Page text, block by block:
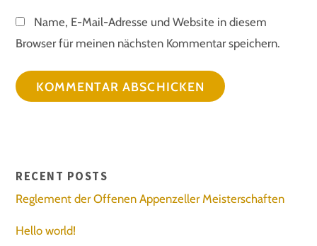
Name, E-Mail-Adresse und Website in diesem
Browser für meinen nächsten Kommentar speichern.
RECENT POSTS
Reglement der Offenen Appenzeller Meisterschaften
Hello world!